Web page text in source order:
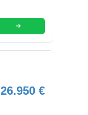
➜
26.950 €